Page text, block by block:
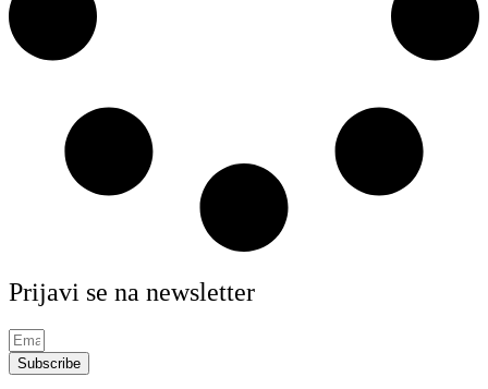
Prijavi se na newsletter
Subscribe